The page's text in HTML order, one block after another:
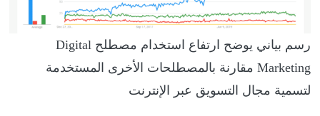
رسم بياني يوضح ارتفاع استخدام مصطلح Digital
Marketing مقارنة بالمصطلحات الأخرى المستخدمة
لتسمية مجال التسويق عبر الإنترنت